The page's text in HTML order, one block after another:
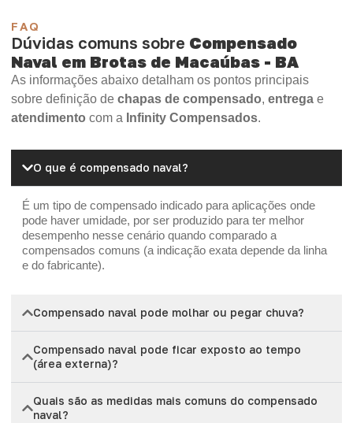
FAQ
Dúvidas comuns sobre Compensado
Naval em Brotas de Macaúbas - BA
As informações abaixo detalham os pontos principais
sobre definição de chapas de compensado, entrega e
atendimento com a Infinity Compensados.
O que é compensado naval?
É um tipo de compensado indicado para aplicações onde
pode haver umidade, por ser produzido para ter melhor
desempenho nesse cenário quando comparado a
compensados comuns (a indicação exata depende da linha
e do fabricante).
Compensado naval pode molhar ou pegar chuva?
Compensado naval pode ficar exposto ao tempo
(área externa)?
Quais são as medidas mais comuns do compensado
naval?